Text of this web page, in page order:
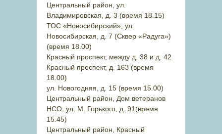
Центральный район, ул.
Владимировская, д. 3 (время 18.15)
ТОС «Новосибирский», ул.
Новосибирская, д. 7 (Сквер «Радуга»)
(время 18.00)
Красный проспект, между д. 38 и д. 42
Красный проспект, д. 163 (время
18.00)
ул. Новогодняя, д. 15 (время 15.00)
Центральный район, Дом ветеранов
НСО, ул. М. Горького, д. 91(время
15.45)
Центральный район, Красный